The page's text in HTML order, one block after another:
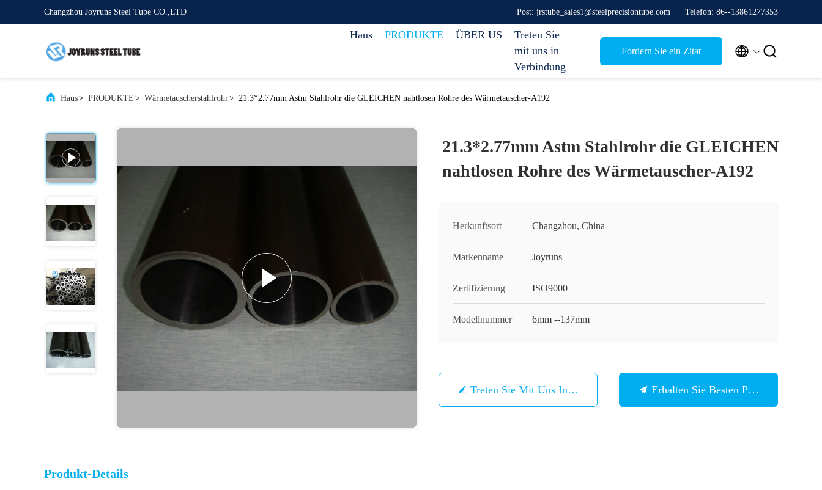
Changzhou Joyruns Steel Tube CO.,LTD Post: jrstube_sales1@steelprecisiontube.com Telefon: 86--13861277353
Haus PRODUKTE ÜBER US
Treten Sie
mit uns in
Verbindung
Fordern Sie ein Zitat  
Haus> PRODUKTE > Wärmetauscherstahlrohr> 21.3*2.77mm Astm Stahlrohr die GLEICHEN nahtlosen Rohre des Wärmetauscher-A192
21.3*2.77mm Astm Stahlrohr die GLEICHEN
nahtlosen Rohre des Wärmetauscher-A192
Herkunftsort Changzhou, China
Markenname Joyruns
Zertifizierung ISO9000
Modellnummer 6mm --137mm
Treten Sie Mit Uns In Verbindung Erhalten Sie Besten Preis
Produkt-Details